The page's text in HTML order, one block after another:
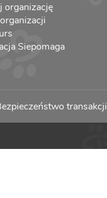
organizację
Siepomaga
transakcji